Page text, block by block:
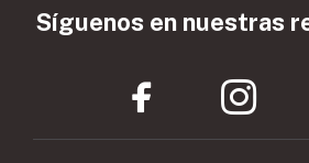
Síguenos en nuestras